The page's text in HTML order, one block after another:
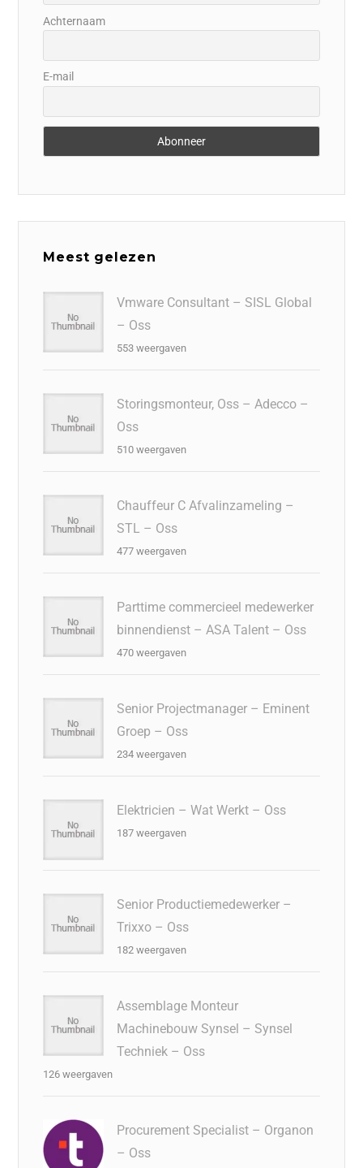
Achternaam
E-mail
Meest gelezen
Vmware Consultant – SISL Global
– Oss
553 weergaven
Storingsmonteur, Oss – Adecco –
Oss
510 weergaven
Chauffeur C Afvalinzameling –
STL – Oss
477 weergaven
Parttime commercieel medewerker
binnendienst – ASA Talent – Oss
470 weergaven
Senior Projectmanager – Eminent
Groep – Oss
234 weergaven
Elektricien – Wat Werkt – Oss
187 weergaven
Senior Productiemedewerker –
Trixxo – Oss
182 weergaven
Assemblage Monteur
Machinebouw Synsel – Synsel
Techniek – Oss
126 weergaven
Procurement Specialist – Organon
– Oss